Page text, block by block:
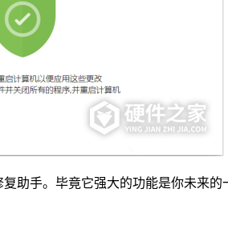
助手。毕竟它强大的功能是你未来